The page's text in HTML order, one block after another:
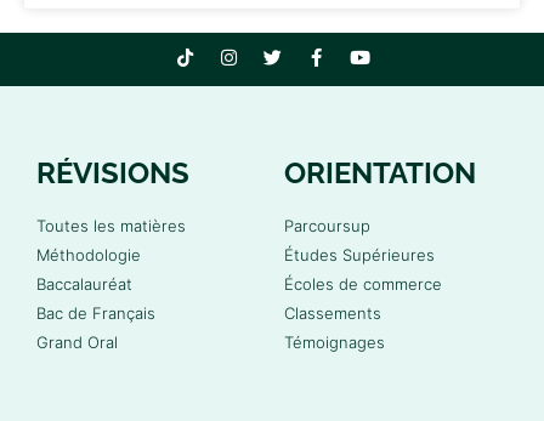
RÉVISIONS
Toutes les matières
Méthodologie
Baccalauréat
Bac de Français
Grand Oral
ORIENTATION
Parcoursup
Études Supérieures
Écoles de commerce
Classements
Témoignages